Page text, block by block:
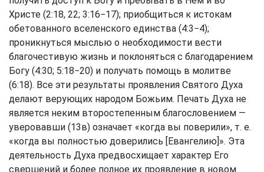
Христе (2:18, 22; 3:16−17); приобщиться к истокам
обетованного вселенского единства (4:3−4);
проникнуться мыслью о необходимости вести
благочестивую жизнь и поклоняться с благодарением
Богу (4:30; 5:18−20) и получать помощь в молитве
(6:18). Все эти результаты проявления Святого Духа
делают верующих народом Божьим. Печать Духа не
является неким второстепенным благословением —
уверовавши (13в) означает «когда вы поверили», т. е.
«когда вы полностью доверились [Евангелию]». Эта
деятельность Духа предвосхищает характер Его
свершений и более полное их проявление в новом